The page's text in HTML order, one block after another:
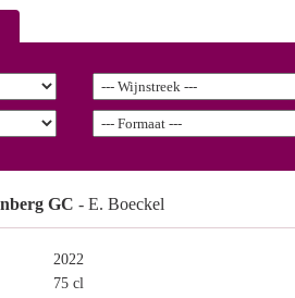
GC - E. Boeckel
2022
75 cl